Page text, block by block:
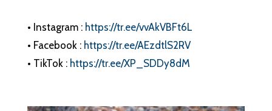
• Instagram : https://tr.ee/vvAkVBFt6L
• Facebook : https://tr.ee/AEzdtlS2RV
• TikTok : https://tr.ee/XP_SDDy8dM